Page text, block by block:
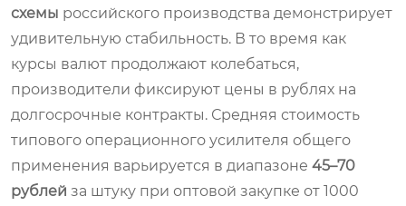
схемы российского производства демонстрирует
удивительную стабильность. В то время как
курсы валют продолжают колебаться,
производители фиксируют цены в рублях на
долгосрочные контракты. Средняя стоимость
типового операционного усилителя общего
применения варьируется в диапазоне 45–70
рублей за штуку при оптовой закупке от 1000